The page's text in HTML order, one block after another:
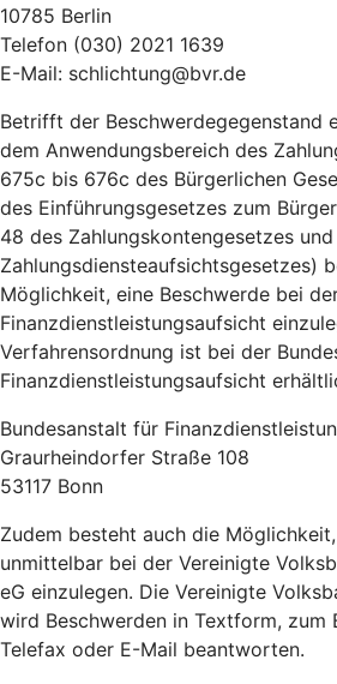
10785 Berlin
Telefon (030) 2021 1639
E-Mail: schlichtung@bvr.de
Betrifft der Beschwerdegegenstand
dem Anwendungsbereich des
675c bis 676c des Bürgerlichen
des Einführungsgesetzes zum
48 des Zahlungskontengesetzes
Zahlungsdiensteaufsichtsgesetzes)
Möglichkeit, eine Beschwerde bei
Finanzdienstleistungsaufsicht
Verfahrensordnung ist bei der
Finanzdienstleistungsaufsicht
Bundesanstalt für
Graurheindorfer Straße 108
53117 Bonn
Zudem besteht auch die
unmittelbar bei der Vereinigte
eG einzulegen. Die Vereinigte
wird Beschwerden in Textform, zum
Telefax oder E-Mail beantworten.